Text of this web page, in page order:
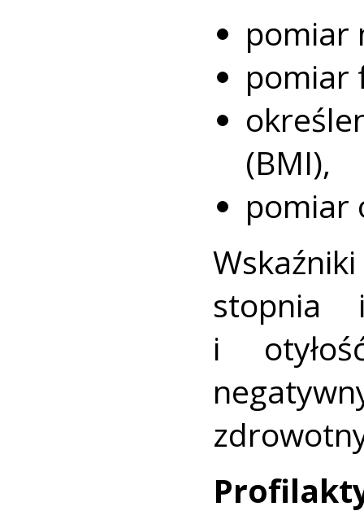
pomiar
pomiar
(BMI),
pomiar
stopnia
i